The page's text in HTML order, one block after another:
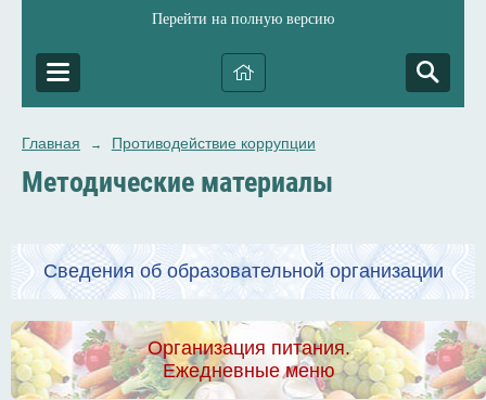
Перейти на полную версию
Главная → Противодействие коррупции
Методические материалы
Сведения об образовательной организации
Организация питания.
Ежедневные меню